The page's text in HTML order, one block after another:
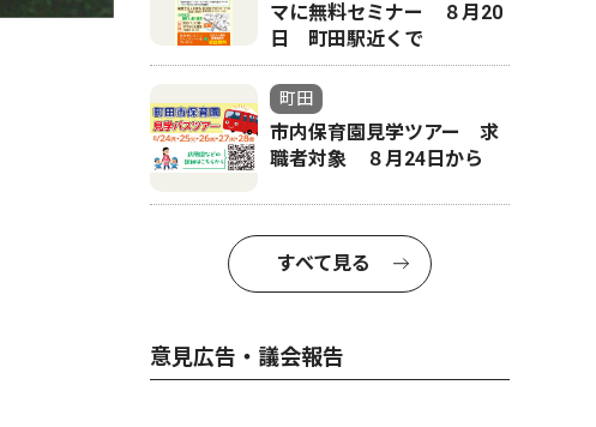
マに無料セミナー ８月20
日 町田駅近くで
町田
市内保育園見学ツアー 求
職者対象 ８月24日から
すべて見る
意見広告・議会報告